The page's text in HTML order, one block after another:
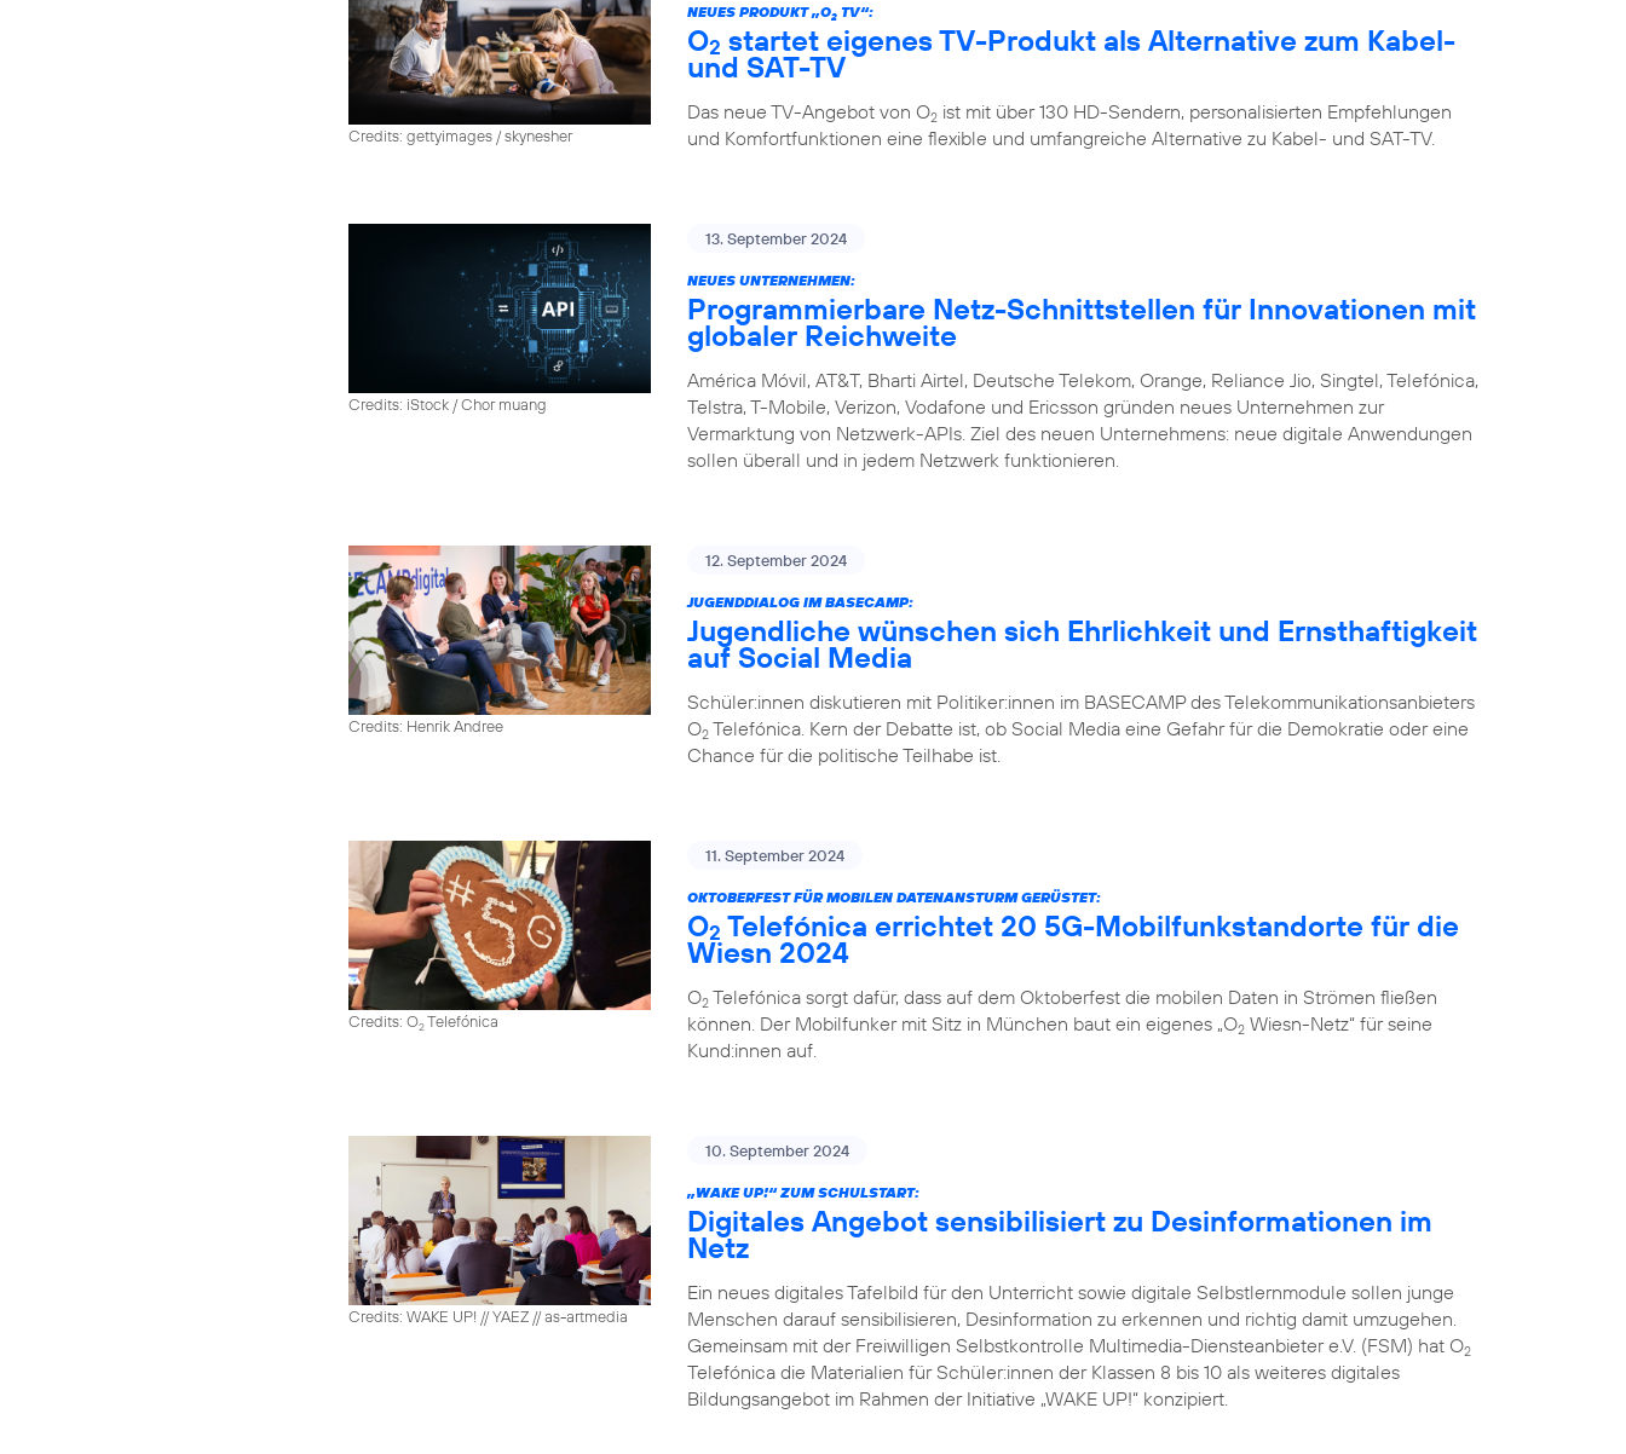
Credits: gettyimages / skynesher
NEUES PRODUKT „O2 TV“:
O2 startet eigenes TV-Produkt als Alternative zum Kabel-
und SAT-TV
Das neue TV-Angebot von O2 ist mit über 130 HD-Sendern, personalisierten Empfehlungen
und Komfortfunktionen eine flexible und umfangreiche Alternative zu Kabel- und SAT-TV.
Credits: iStock / Chor muang
13. September 2024
NEUES UNTERNEHMEN:
Programmierbare Netz-Schnittstellen für Innovationen mit
globaler Reichweite
América Móvil, AT&T, Bharti Airtel, Deutsche Telekom, Orange, Reliance Jio, Singtel, Telefónica,
Telstra, T-Mobile, Verizon, Vodafone und Ericsson gründen neues Unternehmen zur
Vermarktung von Netzwerk-APIs. Ziel des neuen Unternehmens: neue digitale Anwendungen
sollen überall und in jedem Netzwerk funktionieren.
Credits: Henrik Andree
12. September 2024
JUGENDDIALOG IM BASECAMP:
Jugendliche wünschen sich Ehrlichkeit und Ernsthaftigkeit
auf Social Media
Schüler:innen diskutieren mit Politiker:innen im BASECAMP des Telekommunikationsanbieters
O2 Telefónica. Kern der Debatte ist, ob Social Media eine Gefahr für die Demokratie oder eine
Chance für die politische Teilhabe ist.
Credits: O2Telefónica
11. September 2024
OKTOBERFEST FÜR MOBILEN DATENANSTURM GERÜSTET:
O2 Telefónica errichtet 20 5G-Mobilfunkstandorte für die
Wiesn 2024
O2 Telefónica sorgt dafür, dass auf dem Oktoberfest die mobilen Daten in Strömen fließen
können. Der Mobilfunker mit Sitz in München baut ein eigenes „O2 Wiesn-Netz“ für seine
Kund:innen auf.
Credits: WAKE UP! // YAEZ // as-artmedia
10. September 2024
„WAKE UP!“ ZUM SCHULSTART:
Digitales Angebot sensibilisiert zu Desinformationen im
Netz
Ein neues digitales Tafelbild für den Unterricht sowie digitale Selbstlernmodule sollen junge
Menschen darauf sensibilisieren, Desinformation zu erkennen und richtig damit umzugehen.
Gemeinsam mit der Freiwilligen Selbstkontrolle Multimedia-Diensteanbieter e.V. (FSM) hat O2
Telefónica die Materialien für Schüler:innen der Klassen 8 bis 10 als weiteres digitales
Bildungsangebot im Rahmen der Initiative „WAKE UP!“ konzipiert.